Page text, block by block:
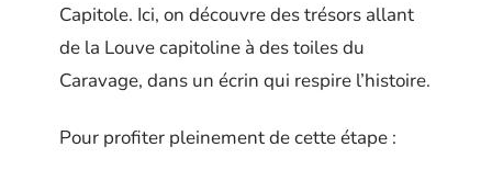
Capitole. Ici, on découvre des trésors allant
de la Louve capitoline à des toiles du
Caravage, dans un écrin qui respire l’histoire.
Pour profiter pleinement de cette étape :